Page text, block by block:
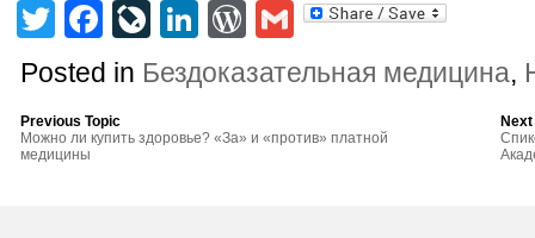
TwitterFacebook
LiveJournal
LinkedIn
WordPress
Gmail
Posted in Бездоказательная медицина,
Previous Topic
Можно ли купить здоровье? «За» и «против» платной
медицины